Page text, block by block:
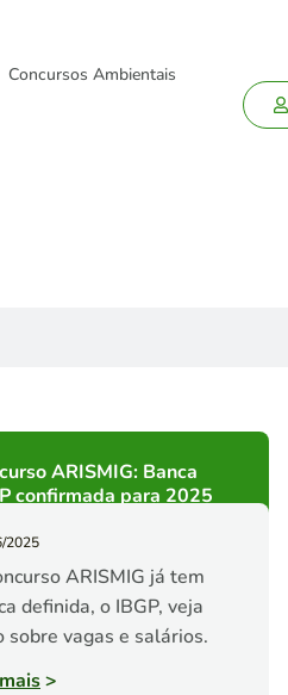
Concursos Ambientais
ARISMIG: Banca
confirmada para 2025
2025
ARISMIG já tem
definida, o IBGP, veja
sobre vagas e salários.
>